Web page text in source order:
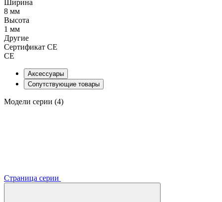
Ширина
8 мм
Высота
1 мм
Другие
Сертификат CE
CE
Аксессуары
Сопутствующие товары
Модели серии (4)
Страница серии